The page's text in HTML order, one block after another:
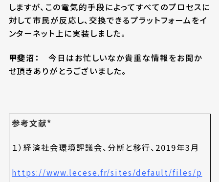
しますが、この電気的手段によってすべてのプロセスに
対して市民が反応し、交換できるプラットフォームをイ
ンターネット上に実装しました。
甲斐沼：
今日はお忙しいなか貴重な情報をお聞か
せ頂きありがとうございました。
参考文献*
１）経済社会環境評議会、分断と移行、2019年3月
https://www.lecese.fr/sites/default/files/p